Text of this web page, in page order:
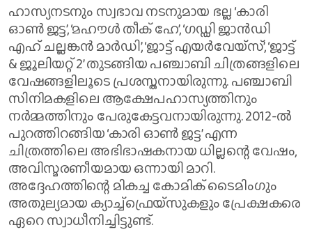
ഹാസ്യനടനും സ്വഭാവ നടനുമായ ഭല്ല ‘കാരി
ഓണ്‍ ജട്ട’, ‘മഹൗള്‍ തീക് ഹേ’, ‘ഗഡ്ഡി ജാന്‍ഡി
എഹ് ചല്ലങ്കന്‍ മാര്‍ഡി’, ‘ജാട്ട് എയര്‍വേയ്സ്’, ‘ജാട്ട്
& ജൂലിയറ്റ് 2’ തുടങ്ങിയ പഞ്ചാബി ചിത്രങ്ങളിലെ
വേഷങ്ങളിലൂടെ പ്രശസ്തനായിരുന്നു. പഞ്ചാബി
സിനിമകളിലെ ആക്ഷേപഹാസ്യത്തിനും
നര്‍മ്മത്തിനും പേരുകേട്ടവനായിരുന്നു. 2012-ല്‍
പുറത്തിറങ്ങിയ ‘കാരി ഓണ്‍ ജട്ട’ എന്ന
ചിത്രത്തിലെ അഭിഭാഷകനായ ധില്ലന്റെ വേഷം,
അവിസ്മരണീയമായ ഒന്നായി മാറി.
അദ്ദേഹത്തിന്റെ മികച്ച കോമിക് ടൈമിംഗും
അതുല്യമായ ക്യാച്ച്ഫ്രെയ്സുകളും പ്രേക്ഷകരെ
ഏറെ സ്വാധീനിച്ചിട്ടുണ്ട്.